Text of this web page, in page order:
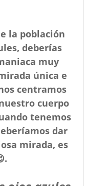
la población
deberías
muy
única e
centramos
cuerpo
tenemos
dar
mirada, es